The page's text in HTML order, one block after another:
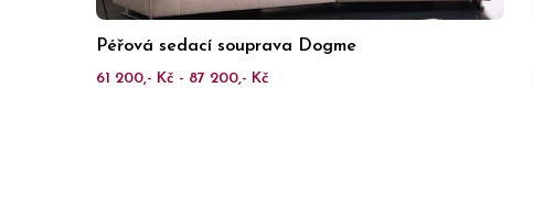
Péřová sedací souprava Dogme
61 200,- Kč - 87 200,- Kč